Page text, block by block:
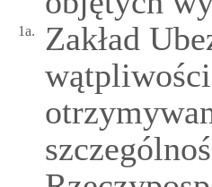
1a.
Zakład